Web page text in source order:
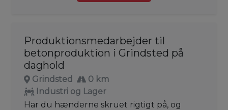
Produktionsmedarbejder til
betonproduktion i Grindsted på
daghold
Grindsted
0 km
Industri og Lager
Har du hænderne skruet rigtigt på, og